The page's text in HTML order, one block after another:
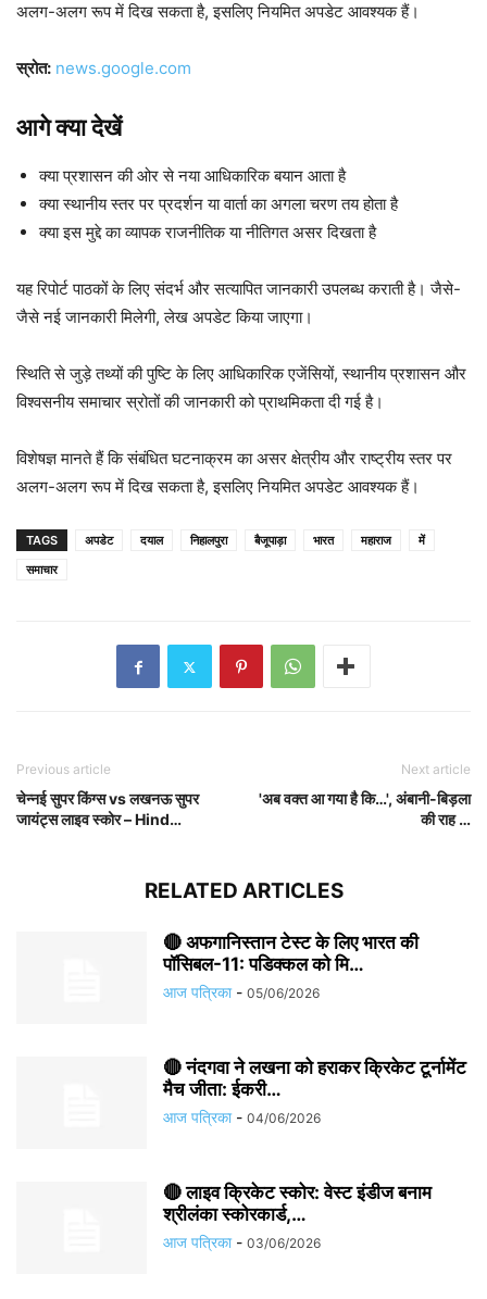
अलग-अलग रूप में दिख सकता है, इसलिए नियमित अपडेट आवश्यक हैं।
स्रोत: news.google.com
आगे क्या देखें
क्या प्रशासन की ओर से नया आधिकारिक बयान आता है
क्या स्थानीय स्तर पर प्रदर्शन या वार्ता का अगला चरण तय होता है
क्या इस मुद्दे का व्यापक राजनीतिक या नीतिगत असर दिखता है
यह रिपोर्ट पाठकों के लिए संदर्भ और सत्यापित जानकारी उपलब्ध कराती है। जैसे-
जैसे नई जानकारी मिलेगी, लेख अपडेट किया जाएगा।
स्थिति से जुड़े तथ्यों की पुष्टि के लिए आधिकारिक एजेंसियों, स्थानीय प्रशासन और
विश्वसनीय समाचार स्रोतों की जानकारी को प्राथमिकता दी गई है।
विशेषज्ञ मानते हैं कि संबंधित घटनाक्रम का असर क्षेत्रीय और राष्ट्रीय स्तर पर
अलग-अलग रूप में दिख सकता है, इसलिए नियमित अपडेट आवश्यक हैं।
TAGS अपडेट दयाल निहालपुरा बैजूपाड़ा भारत महाराज
में
समाचार
Previous article
चेन्नई सुपर किंग्स vs लखनऊ सुपर
जायंट्स लाइव स्कोर – Hind…
Next article
'अब वक्त आ गया है कि…', अंबानी-बिड़ला
की राह …
RELATED ARTICLES
🔴 अफगानिस्तान टेस्ट के लिए भारत की
पॉसिबल-11: पडिक्कल को मि…
आज पत्रिका - 05/06/2026
🔴 नंदगवा ने लखना को हराकर क्रिकेट टूर्नामेंट
मैच जीता: ईकरी…
आज पत्रिका - 04/06/2026
🔴 लाइव क्रिकेट स्कोर: वेस्ट इंडीज बनाम
श्रीलंका स्कोरकार्ड,…
आज पत्रिका - 03/06/2026